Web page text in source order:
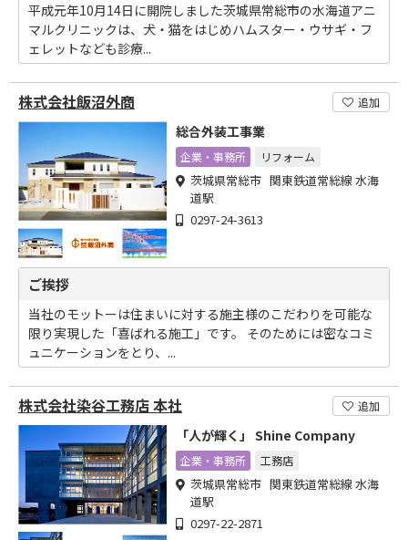
平成元年10月14日に開院しました茨城県常総市の水海道アニ
マルクリニックは、犬・猫をはじめハムスター・ウサギ・フ
ェレットなども診療...
株式会社飯沼外商 追加
総合外装工事業
企業・事務所 リフォーム
茨城県常総市 関東鉄道常総線 水海
道駅
0297-24-3613
ご挨拶
当社のモットーは住まいに対する施主様のこだわりを可能な
限り実現した「喜ばれる施工」です。 そのためには密なコミ
ュニケーションをとり、...
株式会社染谷工務店 本社 追加
「人が輝く」 Shine Company
企業・事務所 工務店
茨城県常総市 関東鉄道常総線 水海
道駅
0297-22-2871